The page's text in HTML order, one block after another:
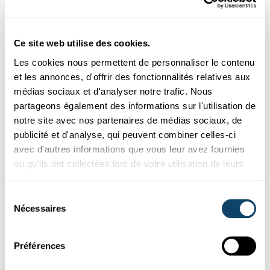
Ce site web utilise des cookies.
Les cookies nous permettent de personnaliser le contenu
et les annonces, d'offrir des fonctionnalités relatives aux
médias sociaux et d'analyser notre trafic. Nous
partageons également des informations sur l'utilisation de
notre site avec nos partenaires de médias sociaux, de
publicité et d'analyse, qui peuvent combiner celles-ci
avec d'autres informations que vous leur avez fournies
ou qu'ils ont collectées lors de votre utilisation de leurs
Nécessaires
Préférences
Cette enquête a pour but de recueillir des informations sur ton
vécu avec les règles et d’en apprendre plus sur l’accès ...